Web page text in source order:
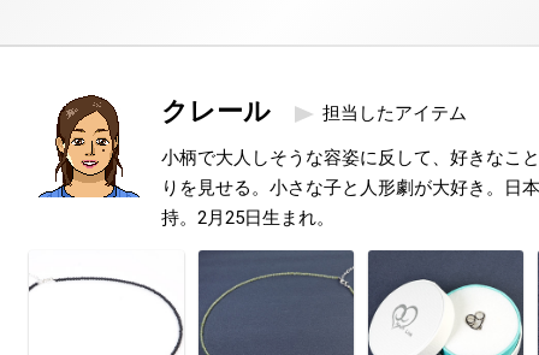
クレール 担当したアイテム
小柄で大人しそうな容姿に反して、好きなこ
りを見せる。小さな子と人形劇が大好き。日
持。2月25日生まれ。